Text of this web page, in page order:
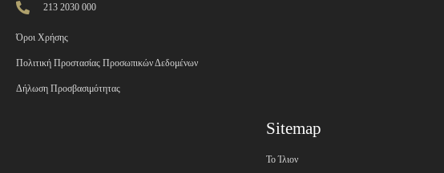
213 2030 000
Όροι Χρήσης
Πολιτική Προστασίας Προσωπικών Δεδομένων
Δήλωση Προσβασιμότητας
Sitemap
Το Ίλιον